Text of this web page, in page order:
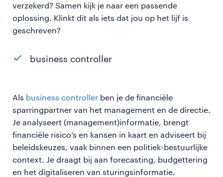
verzekerd? Samen kijk je naar een passende
oplossing. Klinkt dit als iets dat jou op het lijf is
geschreven?
business controller
Als business controller ben je de financiële
sparringpartner van het management en de directie.
Je analyseert (management)informatie, brengt
financiële risico’s en kansen in kaart en adviseert bij
beleidskeuzes, vaak binnen een politiek-bestuurlijke
context. Je draagt bij aan forecasting, budgettering
en het digitaliseren van sturingsinformatie.